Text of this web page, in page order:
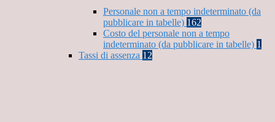
Personale non a tempo indeterminato (da
pubblicare in tabelle) 162
Costo del personale non a tempo
indeterminato (da pubblicare in tabelle) 1
Tassi di assenza 12